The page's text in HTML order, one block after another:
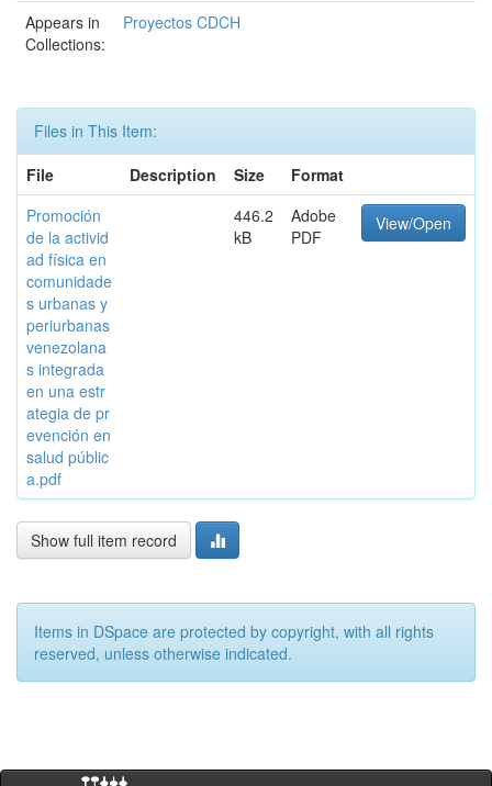
Appears in
Collections:
Proyectos CDCH
Files in This Item:
File
Description Size
Format
Promoción
de la activid
ad física en
comunidade
s urbanas y
periurbanas
venezolana
s integrada
en una estr
ategia de pr
evención en
salud públic
a.pdf
446.2
kB
Adobe
PDF
View/Open
Show full item record
Items in DSpace are protected by copyright, with all rights
reserved, unless otherwise indicated.